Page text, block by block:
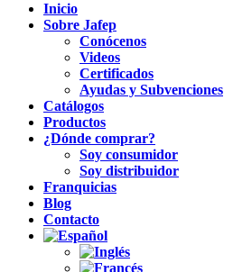
Inicio
Sobre Jafep
Conócenos
Videos
Certificados
Ayudas y Subvenciones
Catálogos
Productos
¿Dónde comprar?
Soy consumidor
Soy distribuidor
Franquicias
Blog
Contacto